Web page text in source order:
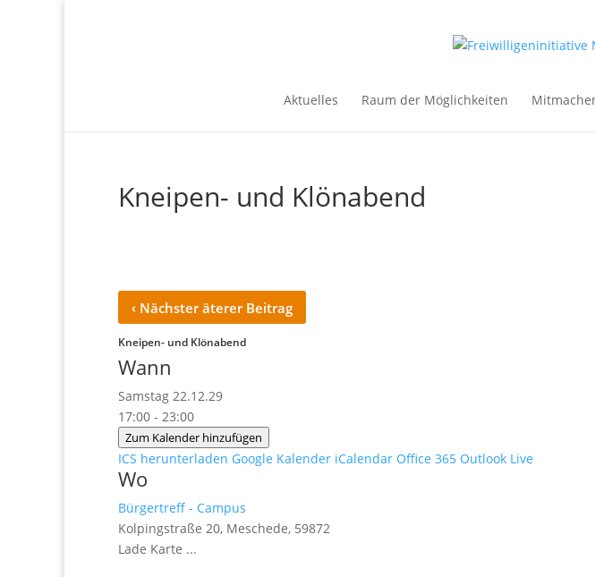
Aktuelles Raum der Möglichkeiten
Kneipen- und Klönabend
‹ Nächster äterer Beitrag
Kneipen- und Klönabend
Wann
Samstag 22.12.29
17:00 - 23:00
Zum Kalender hinzufügen
ICS herunterladen Google Kalender iCalendar Office 365 Outlook Live
Wo
Bürgertreff - Campus
Kolpingstraße 20, Meschede, 59872
Lade Karte ...